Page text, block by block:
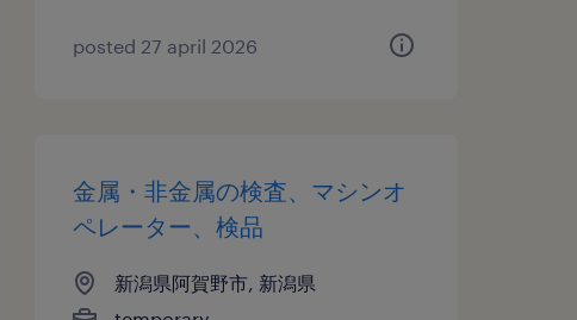
posted 27 april 2026
金属・非金属の検査、マシンオ
ペレーター、検品
新潟県阿賀野市, 新潟県